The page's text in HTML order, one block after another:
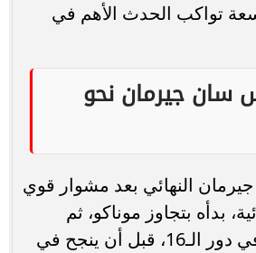
تواكب الحدث الأهم في
سان جيرمان نحو
النهائي بعد مشوار قوي
بدأه بتجاوز موناكو، ثم
تخطى تشيلسي في دور الـ16، قبل أن ينجح في